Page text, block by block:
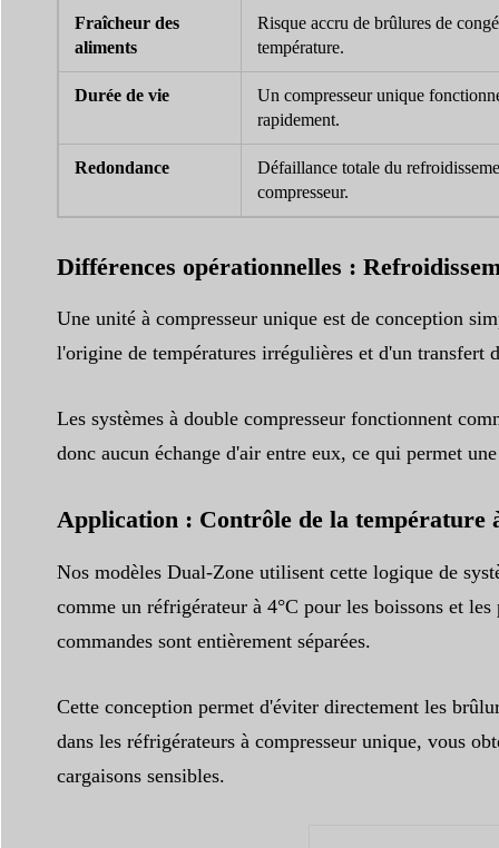
Fraîcheur des
aliments
Risque accru de brûlures de
température.
Durée de vie
Un compresseur unique
rapidement.
Redondance
Défaillance totale du
compresseur.
Différences opérationnelles :
Une unité à compresseur unique est de conception
l'origine de températures irrégulières et d'un transfert
Les systèmes à double compresseur fonctionnent
donc aucun échange d'air entre eux, ce qui permet
Application : Contrôle de la température
Nos modèles Dual-Zone utilisent cette logique de
comme un réfrigérateur à 4°C pour les boissons et
commandes sont entièrement séparées.
Cette conception permet d'éviter directement les
dans les réfrigérateurs à compresseur unique, vous
cargaisons sensibles.